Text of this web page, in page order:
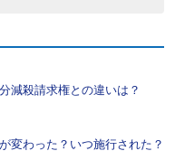
減殺請求権との違いは？
変わった？いつ施行された？